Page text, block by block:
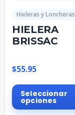
Hieleras y Loncheras
HIELERA
BRISSAC
$55.95
Seleccionar
opciones